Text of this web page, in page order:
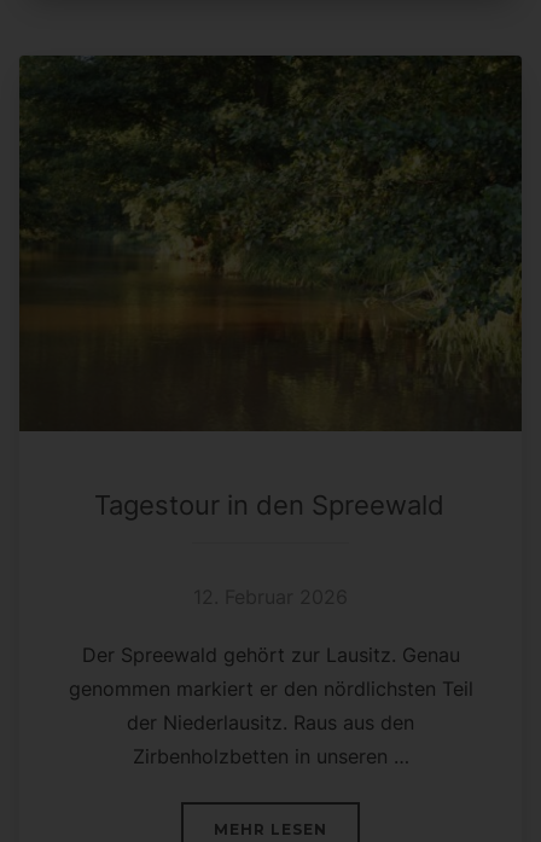
Tagestour in den Spreewald
Der Spreewald gehört zur Lausitz. Genau
genommen markiert er den nördlichsten Teil
der Niederlausitz. Raus aus den
Zirbenholzbetten in unseren …
MEHR ÜBER „TAGESTOUR IN DEN
LESEN